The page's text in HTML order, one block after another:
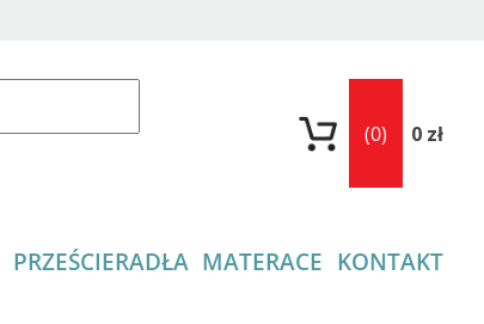
(0) 0 zł
PRZEŚCIERADŁA MATERACE KONTAKT